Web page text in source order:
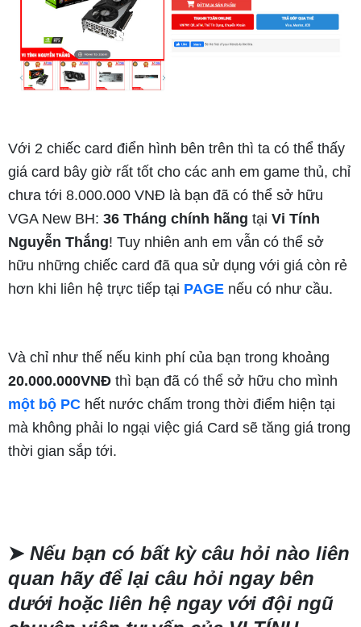
Với 2 chiếc card điển hình bên trên thì ta có thể thấy
giá card bây giờ rất tốt cho các anh em game thủ, chỉ
chưa tới 8.000.000 VNĐ là bạn đã có thể sở hữu
VGA New BH: 36 Tháng chính hãng tại Vi Tính
Nguyễn Thắng! Tuy nhiên anh em vẫn có thể sở
hữu những chiếc card đã qua sử dụng với giá còn rẻ
hơn khi liên hệ trực tiếp tại PAGE nếu có như cầu.
Và chỉ như thế nếu kinh phí của bạn trong khoảng
20.000.000VNĐ thì bạn đã có thể sở hữu cho mình
một bộ PC hết nước chấm trong thời điểm hiện tại
mà không phải lo ngại việc giá Card sẽ tăng giá trong
thời gian sắp tới.
➤ Nếu bạn có bất kỳ câu hỏi nào liên
quan hãy để lại câu hỏi ngay bên
dưới hoặc liên hệ ngay với đội ngũ